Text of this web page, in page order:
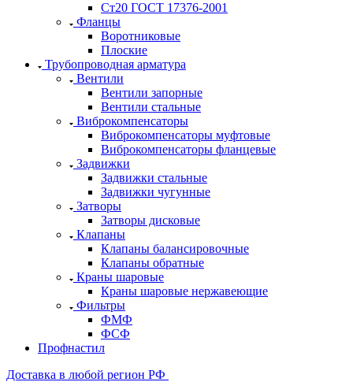
Ст20 ГОСТ 17376-2001
Фланцы
Воротниковые
Плоские
Трубопроводная арматура
Вентили
Вентили запорные
Вентили стальные
Виброкомпенсаторы
Виброкомпенсаторы муфтовые
Виброкомпенсаторы фланцевые
Задвижки
Задвижки стальные
Задвижки чугунные
Затворы
Затворы дисковые
Клапаны
Клапаны балансировочные
Клапаны обратные
Краны шаровые
Краны шаровые нержавеющие
Фильтры
ФМФ
ФСФ
Профнастил
Доставка в любой регион РФ